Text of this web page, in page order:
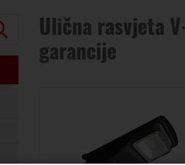
Ulična rasvjeta
garancije